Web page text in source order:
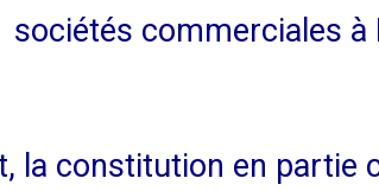
sociétés commerciales à
la constitution en partie